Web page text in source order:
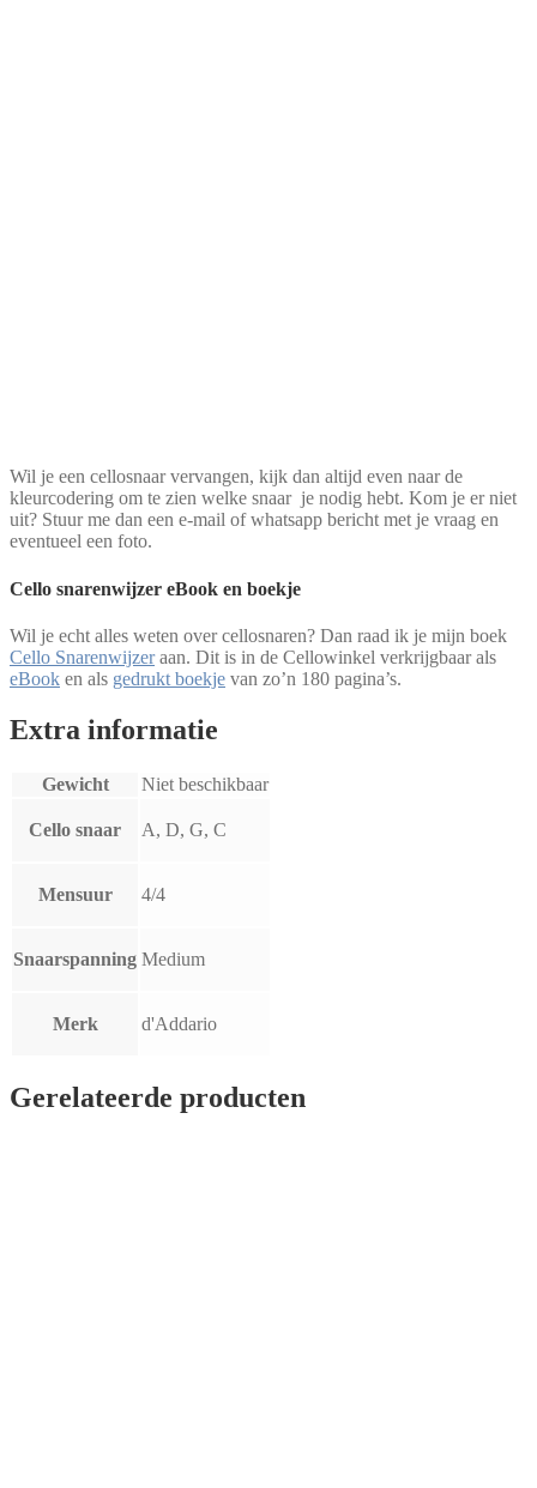
Wil je een cellosnaar vervangen, kijk dan altijd even naar de
kleurcodering om te zien welke snaar je nodig hebt. Kom je er niet
uit? Stuur me dan een e-mail of whatsapp bericht met je vraag en
eventueel een foto.
Cello snarenwijzer eBook en boekje
Wil je echt alles weten over cellosnaren? Dan raad ik je mijn boek
Cello Snarenwijzeraan. Dit is in de Cellowinkel verkrijgbaar als
eBook en als gedrukt boekje van zo’n 180 pagina’s.
Extra informatie
Gewicht Niet beschikbaar
Cello snaar A, D, G, C
Mensuur 4/4
Snaarspanning Medium
Merk d'Addario
Gerelateerde producten